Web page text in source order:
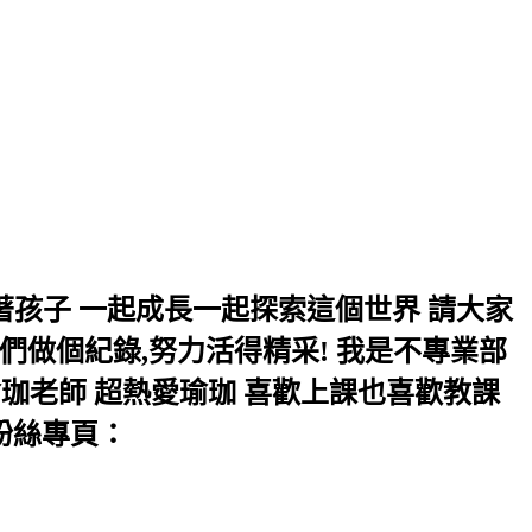
子 一起成長一起探索這個世界 請大家
做個紀錄,努力活得精采! 我是不專業部
老師 超熱愛瑜珈 喜歡上課也喜歡教課
專頁：